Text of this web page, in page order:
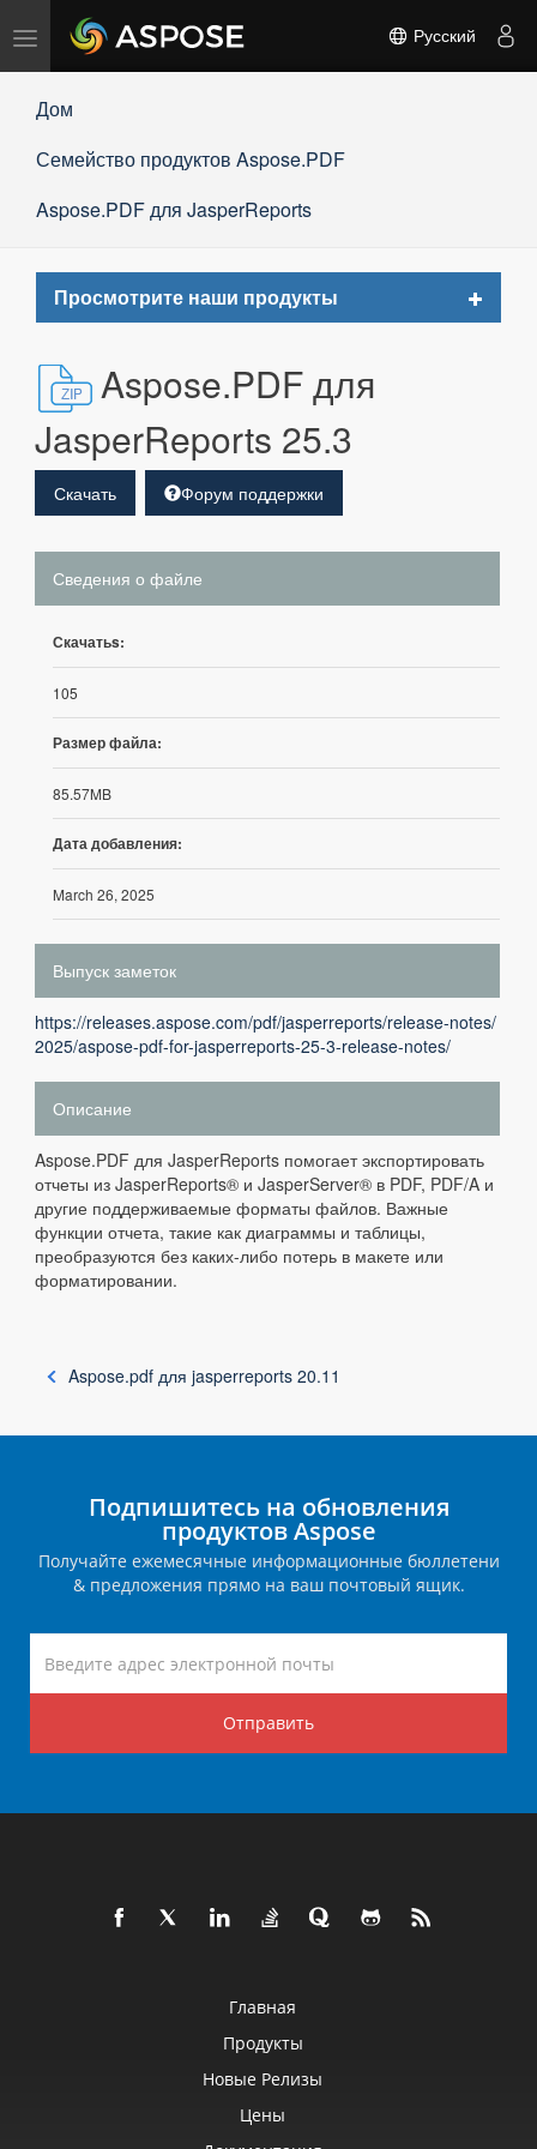
Переключить
навигацию
Русский
Дом
Семейство продуктов Aspose.PDF
Aspose.PDF для JasperReports
Просмотрите наши продукты
Toggle
Aspose.PDF для
JasperReports 25.3
Скачать Форум поддержки
Сведения о файле
Скачатьs:
105
Размер файла:
85.57MB
Дата добавления:
March 26, 2025
Выпуск заметок
https://releases.aspose.com/pdf/jasperreports/release-notes/
2025/aspose-pdf-for-jasperreports-25-3-release-notes/
Описание
Aspose.PDF для JasperReports помогает экспортировать
отчеты из JasperReports® и JasperServer® в PDF, PDF/A и
другие поддерживаемые форматы файлов. Важные
функции отчета, такие как диаграммы и таблицы,
преобразуются без каких-либо потерь в макете или
форматировании.
Aspose.pdf для jasperreports 20.11
Подпишитесь на обновления
продуктов Aspose
Получайте ежемесячные информационные бюллетени
& предложения прямо на ваш почтовый ящик.
Отправить
Главная
Продукты
Новые Релизы
Цены